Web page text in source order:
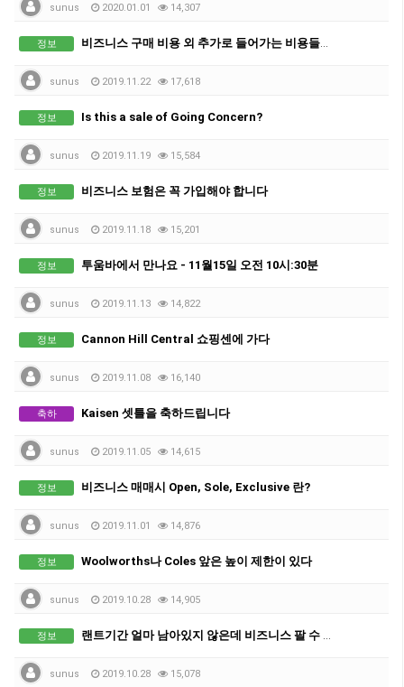
sunus 2020.01.01 14,307
정보 비즈니스 구매 비용 외 추가로 들어가는 비용들을 알아두세요
sunus 2019.11.22 17,618
정보 Is this a sale of Going Concern?
sunus 2019.11.19 15,584
정보 비즈니스 보험은 꼭 가입해야 합니다
sunus 2019.11.18 15,201
정보 투움바에서 만나요 - 11월15일 오전 10시:30분
sunus 2019.11.13 14,822
정보 Cannon Hill Central 쇼핑센에 가다
sunus 2019.11.08 16,140
축하 Kaisen 셋틀을 축하드립니다
sunus 2019.11.05 14,615
정보 비즈니스 매매시 Open, Sole, Exclusive 란?
sunus 2019.11.01 14,876
정보 Woolworths나 Coles 앞은 높이 제한이 있다
sunus 2019.10.28 14,905
정보 랜트기간 얼마 남아있지 않은데 비즈니스 팔 수 있나?
sunus 2019.10.28 15,078